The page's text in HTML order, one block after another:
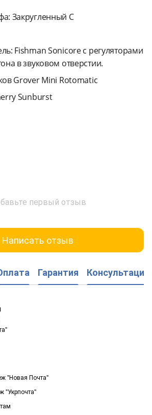
Закругленный C
Fishman Sonicore с регуляторами
в звуковом отверстии.
Grover Mini Rotomatic
Sunburst
первый отзыв
Написать отзыв
Гарантия Консультация
"Новая Почта"
"Укрпочта"